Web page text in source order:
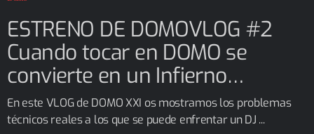
ESTRENO DE DOMOVLOG #2
Cuando tocar en DOMO se
convierte en un Infierno…
En este VLOG de DOMO XXI os mostramos los problemas
técnicos reales a los que se puede enfrentar un DJ ...